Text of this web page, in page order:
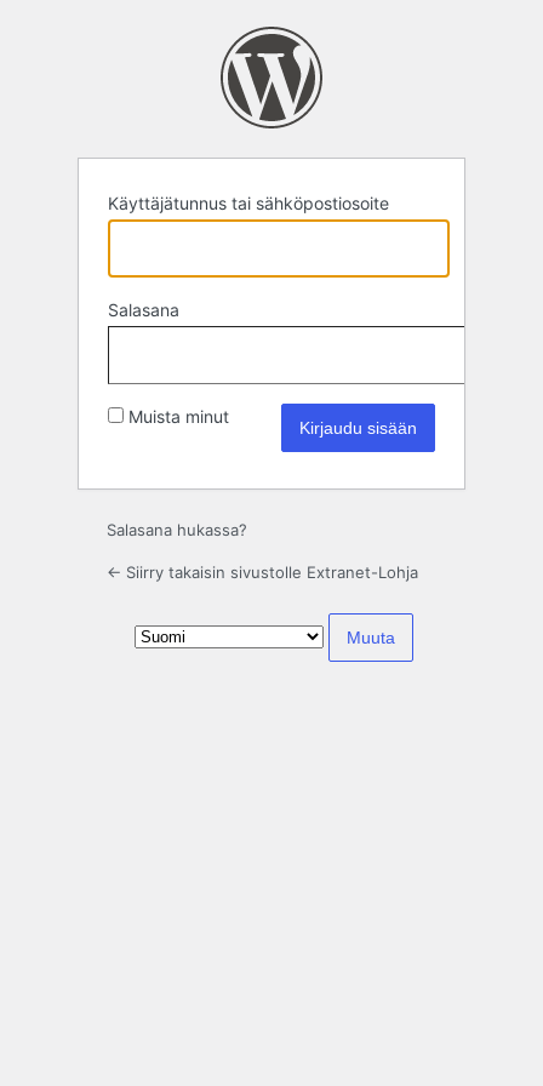
Käyttäjätunnus tai sähköpostiosoite
Salasana
Muista minut
Salasana hukassa?
← Siirry takaisin sivustolle Extranet-Lohja
Kieli